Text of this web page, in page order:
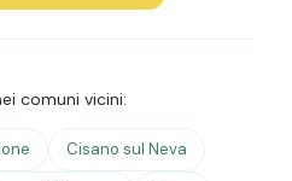
comuni vicini:
Cisano sul Neva